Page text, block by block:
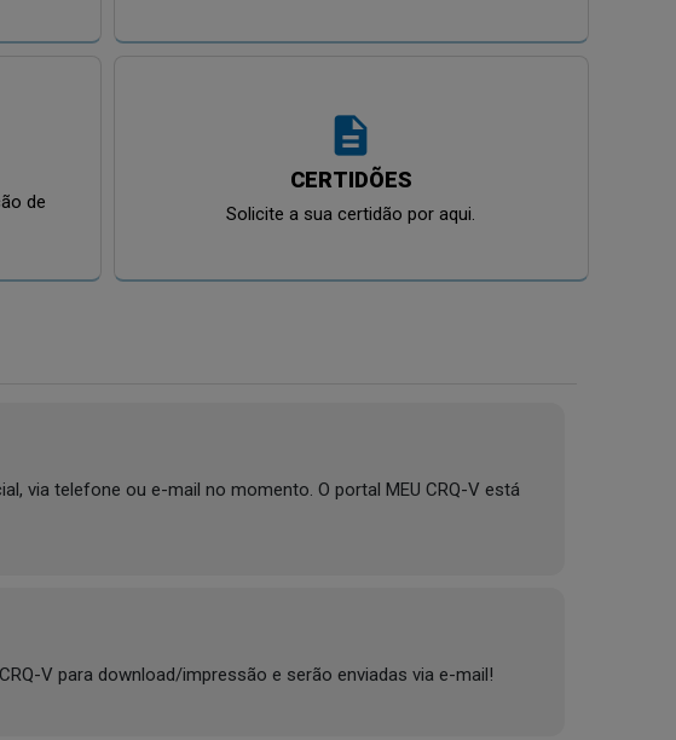
de
description
CERTIDÕES
Solicite a sua certidão por aqui.
via telefone ou e-mail no momento. O portal MEU CRQ-V está
V para download/impressão e serão enviadas via e-mail!